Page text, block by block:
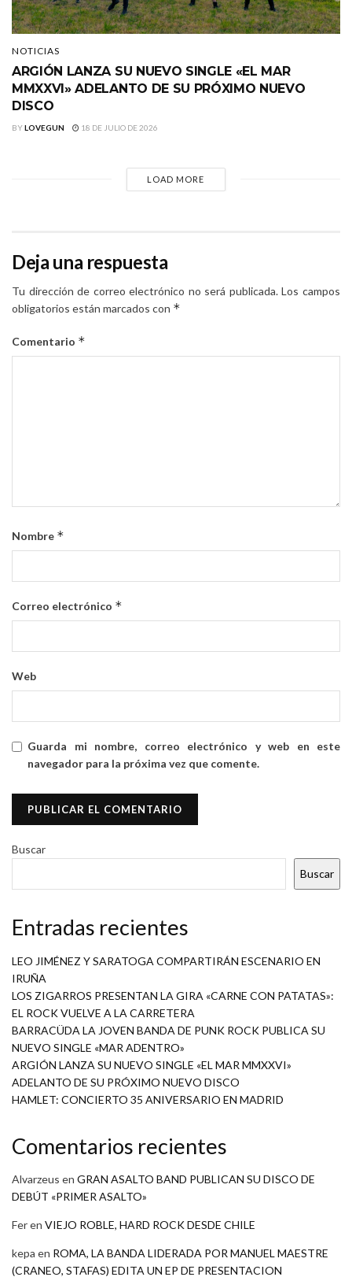
NOTICIAS
ARGIÓN LANZA SU NUEVO SINGLE «EL MAR
MMXXVI» ADELANTO DE SU PRÓXIMO NUEVO
DISCO
BYLOVEGUN 18 DE JULIO DE 2026
LOAD MORE
Deja una respuesta
Tu dirección de correo electrónico no será publicada. Los campos
obligatorios están marcados con *
Comentario *
Nombre *
Correo electrónico *
Web
Guarda mi nombre, correo electrónico y web en este
navegador para la próxima vez que comente.
Buscar
Buscar
Entradas recientes
LEO JIMÉNEZ Y SARATOGA COMPARTIRÁN ESCENARIO EN
IRUÑA
LOS ZIGARROS PRESENTAN LA GIRA «CARNE CON PATATAS»:
EL ROCK VUELVE A LA CARRETERA
BARRACÜDA LA JOVEN BANDA DE PUNK ROCK PUBLICA SU
NUEVO SINGLE «MAR ADENTRO»
ARGIÓN LANZA SU NUEVO SINGLE «EL MAR MMXXVI»
ADELANTO DE SU PRÓXIMO NUEVO DISCO
HAMLET: CONCIERTO 35 ANIVERSARIO EN MADRID
Comentarios recientes
Alvarzeus en GRAN ASALTO BAND PUBLICAN SU DISCO DE
DEBÚT «PRIMER ASALTO»
Feren VIEJO ROBLE, HARD ROCK DESDE CHILE
kepa en ROMA, LA BANDA LIDERADA POR MANUEL MAESTRE
(CRANEO, STAFAS) EDITA UN EP DE PRESENTACION